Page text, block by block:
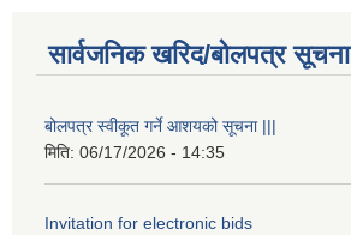
सार्वजनिक खरिद/बोलपत्र सूचना
बोलपत्र स्वीकूत गर्ने आशयको सूचना |||
मिति: 06/17/2026 - 14:35
Invitation for electronic bids